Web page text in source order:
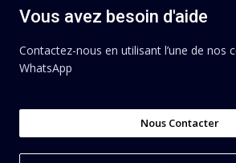
Vous avez besoin d'aide
Contactez-nous en utilisant l’une de nos
WhatsApp
Nous Contacter